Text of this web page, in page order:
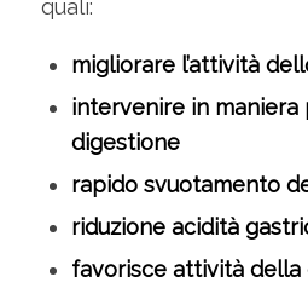
quali:
migliorare l’attività
intervenire in maniera
digestione
rapido svuotamento
riduzione acidità
favorisce attività della